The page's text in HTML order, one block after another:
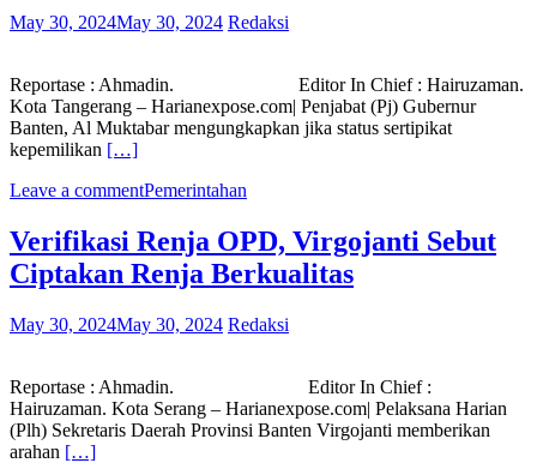
May 30, 2024May 30, 2024 Redaksi
Reportase : Ahmadin. Editor In Chief : Hairuzaman.
Kota Tangerang – Harianexpose.com| Penjabat (Pj) Gubernur
Banten, Al Muktabar mengungkapkan jika status sertipikat
kepemilikan […]
Leave a commentPemerintahan
Verifikasi Renja OPD, Virgojanti Sebut
Ciptakan Renja Berkualitas
May 30, 2024May 30, 2024 Redaksi
Reportase : Ahmadin. Editor In Chief :
Hairuzaman. Kota Serang – Harianexpose.com| Pelaksana Harian
(Plh) Sekretaris Daerah Provinsi Banten Virgojanti memberikan
arahan […]